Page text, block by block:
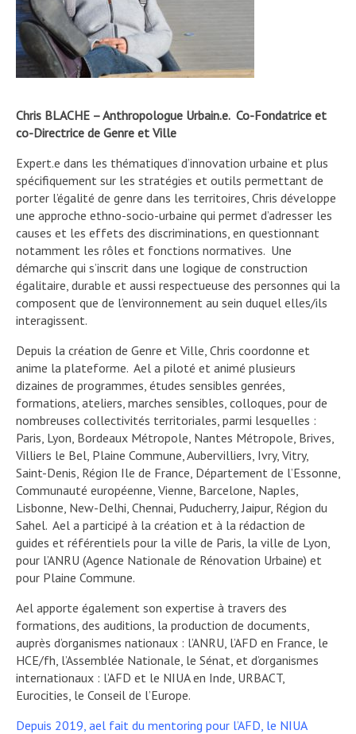
Chris BLACHE – Anthropologue Urbain.e. Co-Fondatrice et
co-Directrice de Genre et Ville
Expert.e dans les thématiques d’innovation urbaine et plus
spécifiquement sur les stratégies et outils permettant de
porter l’égalité de genre dans les territoires, Chris développe
une approche ethno-socio-urbaine qui permet d’adresser les
causes et les effets des discriminations, en questionnant
notamment les rôles et fonctions normatives. Une
démarche qui s’inscrit dans une logique de construction
égalitaire, durable et aussi respectueuse des personnes qui la
composent que de l’environnement au sein duquel elles/ils
interagissent.
Depuis la création de Genre et Ville, Chris coordonne et
anime la plateforme. Ael a piloté et animé plusieurs
dizaines de programmes, études sensibles genrées,
formations, ateliers, marches sensibles, colloques, pour de
nombreuses collectivités territoriales, parmi lesquelles :
Paris, Lyon, Bordeaux Métropole, Nantes Métropole, Brives,
Villiers le Bel, Plaine Commune, Aubervilliers, Ivry, Vitry,
Saint-Denis, Région Ile de France, Département de l’Essonne,
Communauté européenne, Vienne, Barcelone, Naples,
Lisbonne, New-Delhi, Chennai, Puducherry, Jaipur, Région du
Sahel. Ael a participé à la création et à la rédaction de
guides et référentiels pour la ville de Paris, la ville de Lyon,
pour l’ANRU (Agence Nationale de Rénovation Urbaine) et
pour Plaine Commune.
Ael apporte également son expertise à travers des
formations, des auditions, la production de documents,
auprès d’organismes nationaux : l’ANRU, l’AFD en France, le
HCE/fh, l’Assemblée Nationale, le Sénat, et d’organismes
internationaux : l’AFD et le NIUA en Inde, URBACT,
Eurocities, le Conseil de l’Europe.
Depuis 2019, ael fait du mentoring pour l’AFD, le NIUA